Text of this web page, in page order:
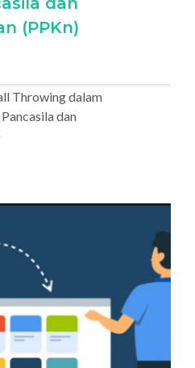
(PPKn)
Throwing dalam
dan